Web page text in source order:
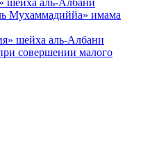
шейха аль-Албани
Мухаммадиййа» имама
шейха аль-Албани
совершении малого